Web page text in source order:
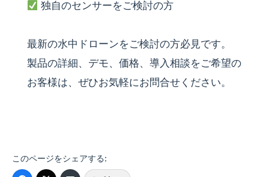
独自の​センサーを​ご検討の​方
最新の​水中ドローンを​ご検討の​方​必見です。
製品の​詳細、​デモ、​価格、​導入相談を​ご希望の​
お客様は、​ぜひお気軽に​お問合せください。
この​ページを​シェアする​: